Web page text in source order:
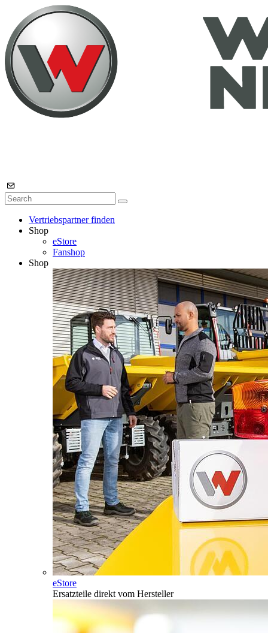
Vertriebspartner finden
Shop
eStore
Fanshop
Shop
eStore
Ersatzteile direkt vom Hersteller